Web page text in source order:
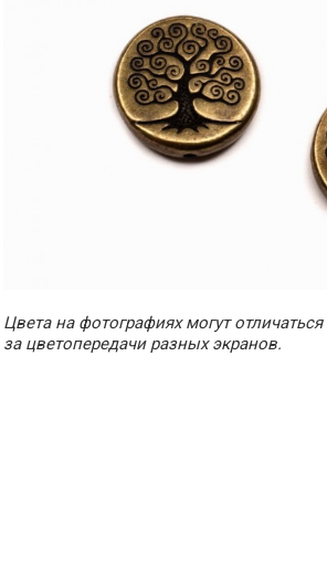
Цвета на фотографиях могут
за цветопередачи разных экранов.